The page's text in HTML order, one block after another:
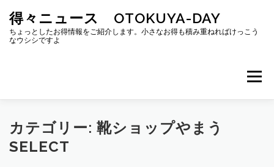
ッ
得々ニュース OTOKUYA-DAY
ちょっとしたお得情報をご紹介します。小さなお得も積み重ねればけっこう
なウシシですよ
メニュー
カテゴリー: 靴ショップやまう
SELECT